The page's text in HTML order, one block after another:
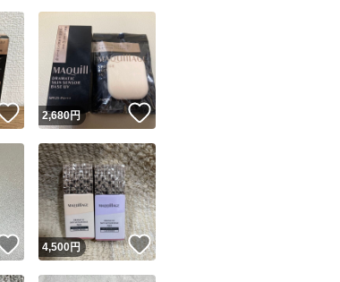
いいね！
2,680円 いいね！
いいね！
4,500円 いいね！